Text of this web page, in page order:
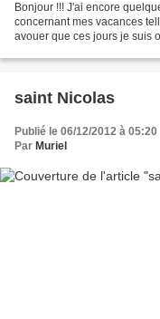
Bonjour !!! J'ai encore
concernant mes vacances
avouer que ces jours je suis
saint Nicolas
Publié le 06/12/2012 à 05:20
Par Muriel